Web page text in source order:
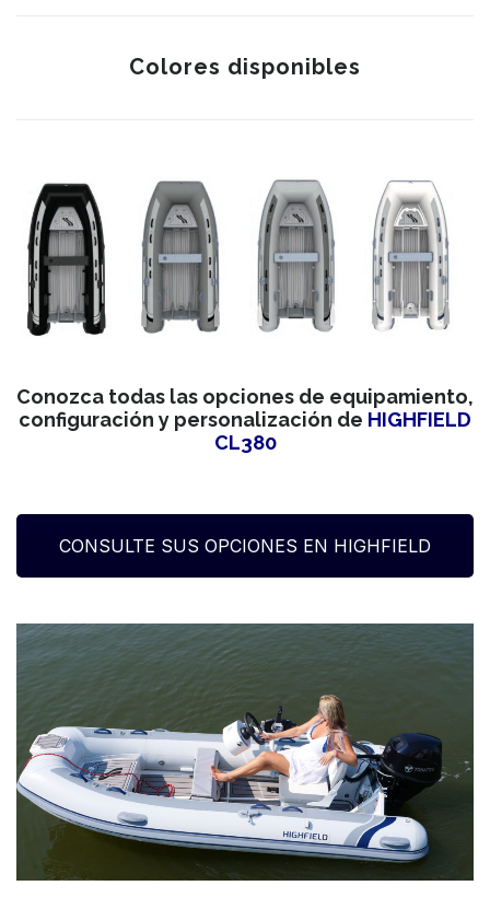
Colores disponibles
Conozca todas las opciones de equipamiento,
configuración y personalización de HIGHFIELD
CL380
CONSULTE SUS OPCIONES EN HIGHFIELD